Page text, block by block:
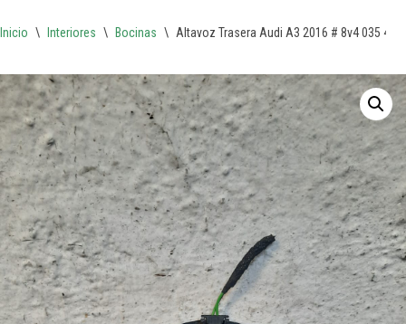
Inicio \ Interiores \ Bocinas \ Altavoz Trasera Audi A3 2016 # 8v4 035 411